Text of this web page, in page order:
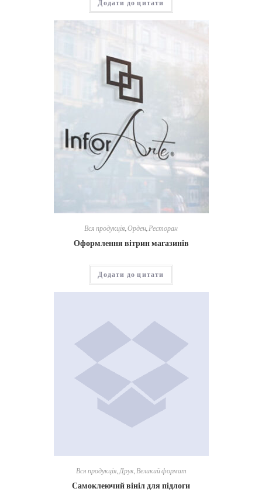
Додати до цитати
Вся продукція,Орден,Ресторан
Оформлення вітрин магазинів
Додати до цитати
Вся продукція Друк, Великий формат
Самоклеючий вініл для підлоги